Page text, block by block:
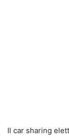
Il car sharing